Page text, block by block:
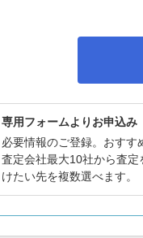
専用フォームよりお申込み
必要情報のご登録。おすす
査定会社最大10社から査定
けたい先を複数選べます。